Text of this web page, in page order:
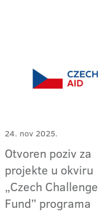
24. nov 2025.
Otvoren poziv za
projekte u okviru
„Czech Challenge
Fund” programa